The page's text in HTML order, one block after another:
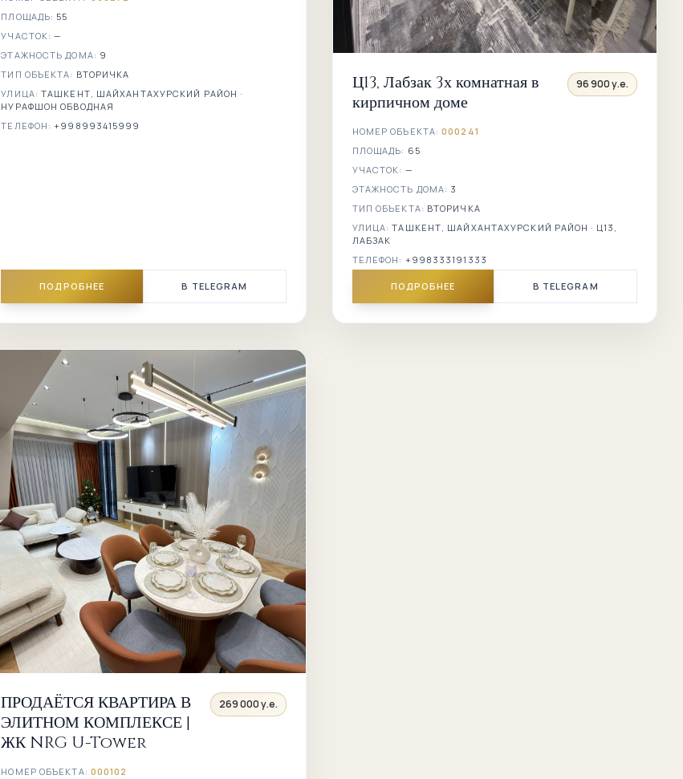
Tashkent City
Урда
Навои
ПЛОЩАДЬ: 55
УЧАСТОК:—
ЭТАЖНОСТЬ ДОМА: 9
ТИП ОБЪЕКТА: ВТОРИЧКА
УЛИЦА:ТАШКЕНТ, ШАЙХАНТАХУРСКИЙ РАЙОН ·
НУРАФШОН ОБВОДНАЯ
ТЕЛЕФОН: +998993415999
ПОДРОБНЕЕ В TELEGRAM
Ц13, Лабзак 3х комнатная в
кирпичном доме
96 900 у.е.
НОМЕР ОБЪЕКТА:000241
ПЛОЩАДЬ: 65
УЧАСТОК: —
ЭТАЖНОСТЬ ДОМА: 3
ТИП ОБЪЕКТА: ВТОРИЧКА
УЛИЦА:ТАШКЕНТ, ШАЙХАНТАХУРСКИЙ РАЙОН · Ц13,
ЛАБЗАК
ТЕЛЕФОН: +998333191333
ПОДРОБНЕЕ В TELEGRAM
ПРОДАЁТСЯ КВАРТИРА В
ЭЛИТНОМ КОМПЛЕКСЕ |
ЖК NRG U-Tower
269 000 у.е.
НОМЕР ОБЪЕКТА: 000102